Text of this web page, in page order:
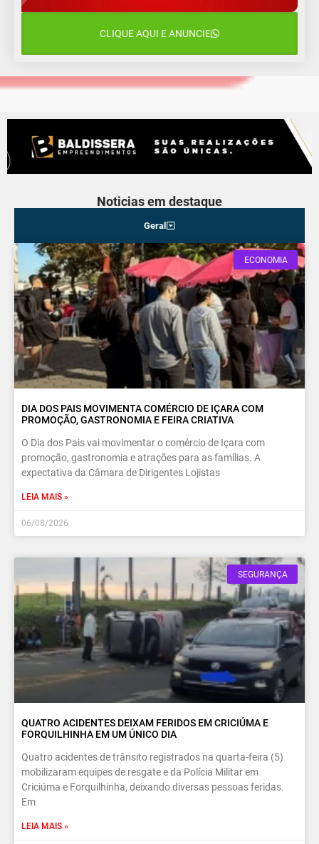
CLIQUE AQUI E ANUNCIE
Noticias em destaque
Geral
ECONOMIA
DIA DOS PAIS MOVIMENTA COMÉRCIO DE IÇARA COM
PROMOÇÃO, GASTRONOMIA E FEIRA CRIATIVA
O Dia dos Pais vai movimentar o comércio de Içara com
promoção, gastronomia e atrações para as famílias. A
expectativa da Câmara de Dirigentes Lojistas
LEIA MAIS »
06/08/2026
SEGURANÇA
QUATRO ACIDENTES DEIXAM FERIDOS EM CRICIÚMA E
FORQUILHINHA EM UM ÚNICO DIA
Quatro acidentes de trânsito registrados na quarta-feira (5)
mobilizaram equipes de resgate e da Polícia Militar em
Criciúma e Forquilhinha, deixando diversas pessoas feridas.
Em
LEIA MAIS »